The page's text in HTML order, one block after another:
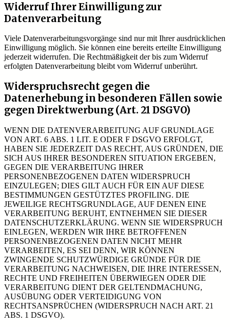
Widerruf Ihrer Einwilligung zur
Datenverarbeitung
Viele Datenverarbeitungsvorgänge sind nur mit Ihrer ausdrücklichen
Einwilligung möglich. Sie können eine bereits erteilte Einwilligung
jederzeit widerrufen. Die Rechtmäßigkeit der bis zum Widerruf
erfolgten Datenverarbeitung bleibt vom Widerruf unberührt.
Widerspruchsrecht gegen die
Datenerhebung in besonderen Fällen sowie
gegen Direktwerbung (Art. 21 DSGVO)
WENN DIE DATENVERARBEITUNG AUF GRUNDLAGE
VON ART. 6 ABS. 1 LIT. E ODER F DSGVO ERFOLGT,
HABEN SIE JEDERZEIT DAS RECHT, AUS GRÜNDEN, DIE
SICH AUS IHRER BESONDEREN SITUATION ERGEBEN,
GEGEN DIE VERARBEITUNG IHRER
PERSONENBEZOGENEN DATEN WIDERSPRUCH
EINZULEGEN; DIES GILT AUCH FÜR EIN AUF DIESE
BESTIMMUNGEN GESTÜTZTES PROFILING. DIE
JEWEILIGE RECHTSGRUNDLAGE, AUF DENEN EINE
VERARBEITUNG BERUHT, ENTNEHMEN SIE DIESER
DATENSCHUTZERKLÄRUNG. WENN SIE WIDERSPRUCH
EINLEGEN, WERDEN WIR IHRE BETROFFENEN
PERSONENBEZOGENEN DATEN NICHT MEHR
VERARBEITEN, ES SEI DENN, WIR KÖNNEN
ZWINGENDE SCHUTZWÜRDIGE GRÜNDE FÜR DIE
VERARBEITUNG NACHWEISEN, DIE IHRE INTERESSEN,
RECHTE UND FREIHEITEN ÜBERWIEGEN ODER DIE
VERARBEITUNG DIENT DER GELTENDMACHUNG,
AUSÜBUNG ODER VERTEIDIGUNG VON
RECHTSANSPRÜCHEN (WIDERSPRUCH NACH ART. 21
ABS. 1 DSGVO).